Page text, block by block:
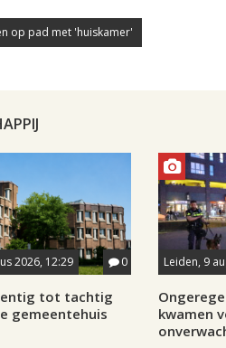
op pad met 'huiskamer'
2026, 12:29 0
tot tachtig
gemeentehuis
Leiden, 9
kwamen